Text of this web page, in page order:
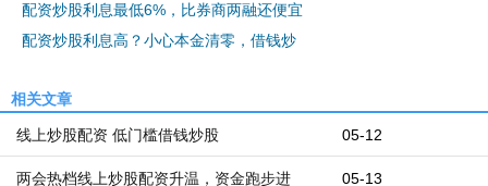
配资炒股利息最低6%，比券商两融还便宜
配资炒股利息高？小心本金清零，借钱炒
相关文章
05-12
线上炒股配资 低门槛借钱炒股
05-13
两会热档线上炒股配资升温，资金跑步进